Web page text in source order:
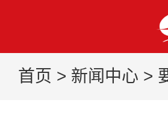
首页 > 新闻中心 >